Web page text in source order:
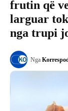
frutin që
larguar
nga trupi
Nga